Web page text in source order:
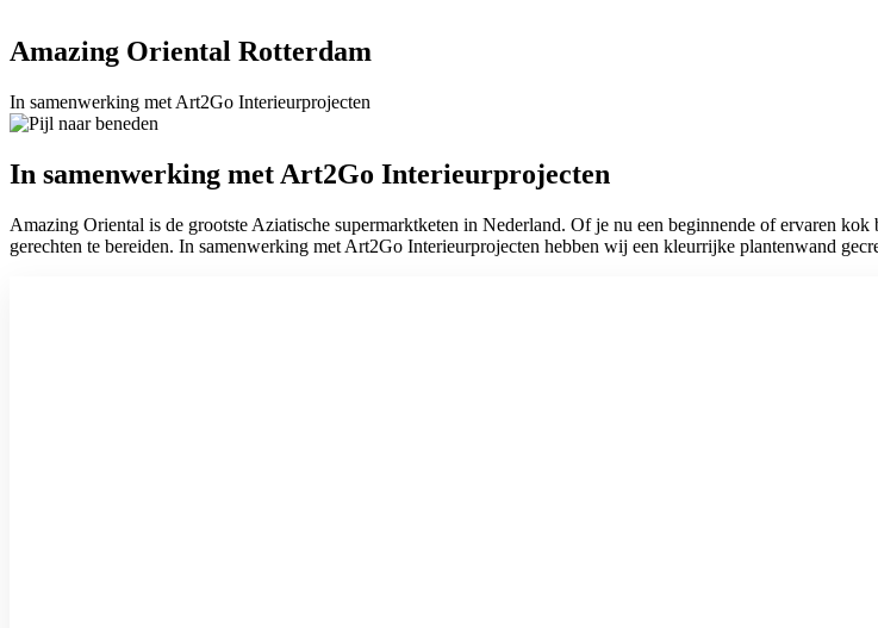
Amazing Oriental Rotterdam
In samenwerking met Art2Go Interieurprojecten
In samenwerking met Art2Go Interieurprojecten
Amazing Oriental is de grootste Aziatische supermarktketen in Nederland. Of je nu een beginnende of ervaren
gerechten te bereiden. In samenwerking met Art2Go Interieurprojecten hebben wij een kleurrijke plantenwand